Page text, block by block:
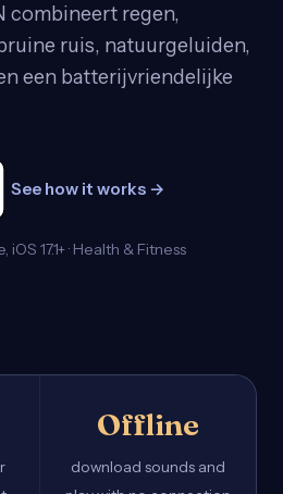
combineert regen,
ruis, natuurgeluiden,
een batterijvriendelijke
See how it works →
17.1+ · Health & Fitness
Offline
download sounds and